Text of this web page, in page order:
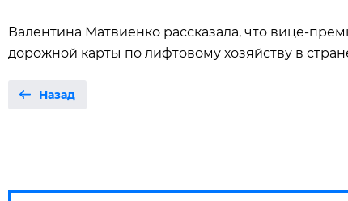
Валентина Матвиенко рассказала, что вице-
дорожной карты по лифтовому хозяйству в
Назад